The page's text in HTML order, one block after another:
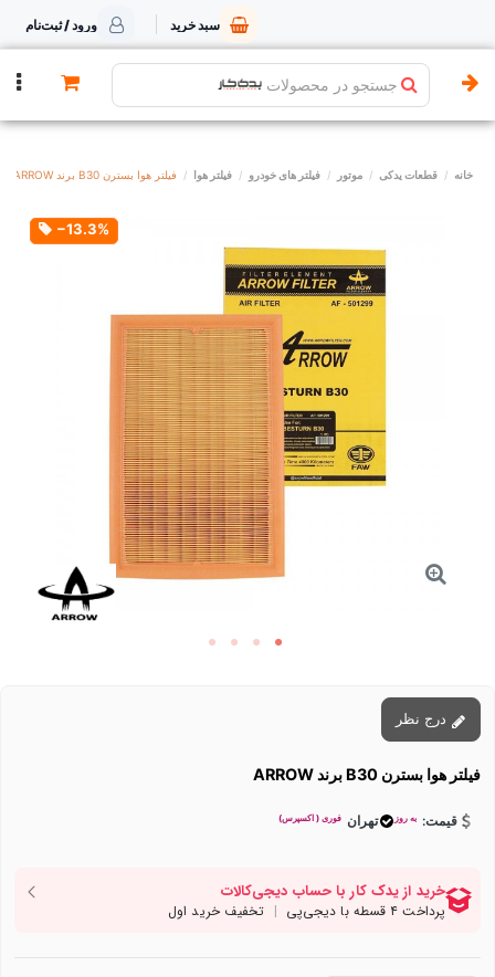
سبد خرید ورود / ثبت‌نام
جستجو در محصولات
خانه قطعات یدکی موتور فیلتر های خودرو فیلتر هوا فیلتر هوا بسترن B30 برند ARROW
‎−13.3%
فیلتر هوا بسترن B30 برند ARROW
قیمت: به روز تهران فوری ( اکسپرس)